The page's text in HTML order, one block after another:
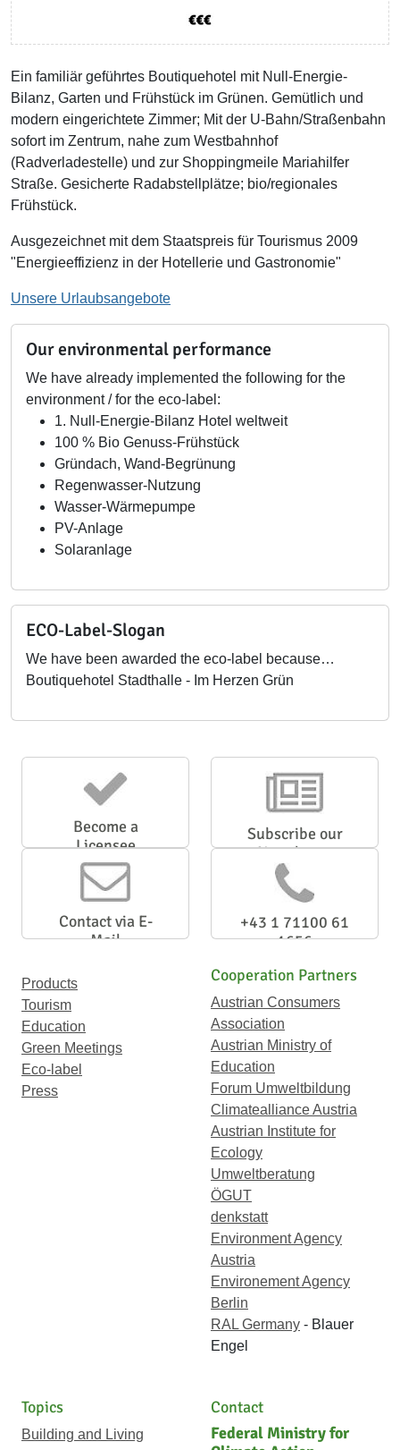
Ein familiär geführtes Boutiquehotel mit Null-Energie-
Bilanz, Garten und Frühstück im Grünen. Gemütlich und
modern eingerichtete Zimmer; Mit der U-Bahn/Straßenbahn
sofort im Zentrum, nahe zum Westbahnhof
(Radverladestelle) und zur Shoppingmeile Mariahilfer
Straße. Gesicherte Radabstellplätze; bio/regionales
Frühstück.
Ausgezeichnet mit dem Staatspreis für Tourismus 2009
"Energieeffizienz in der Hotellerie und Gastronomie"
Unsere Urlaubsangebote
Our environmental performance
We have already implemented the following for the
environment / for the eco-label:
1. Null-Energie-Bilanz Hotel weltweit
100 % Bio Genuss-Frühstück
Gründach, Wand-Begrünung
Regenwasser-Nutzung
Wasser-Wärmepumpe
PV-Anlage
Solaranlage
ECO-Label-Slogan
We have been awarded the eco-label because…
Boutiquehotel Stadthalle - Im Herzen Grün
Become a
Licensee
Subscribe our
Newsletter
Contact via E-
Mail
+43 1 71100 61
1656
Products
Tourism
Education
Green Meetings
Eco-label
Press
Cooperation Partners
Austrian Consumers
Association
Austrian Ministry of
Education
Forum Umweltbildung
Climatealliance Austria
Austrian Institute for
Ecology
Umweltberatung
ÖGUT
denkstatt
Environment Agency
Austria
Environement Agency
Berlin
RAL Germany - Blauer
Engel
Topics
Building and Living
Contact
Federal Ministry for